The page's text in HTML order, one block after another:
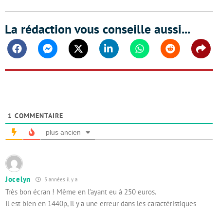
La rédaction vous conseille aussi...
FacebookMessengerTwitter Linkedin WhatsappReddit
1 COMMENTAIRE
plus ancien
Jocelyn 3 années il y a
Très bon écran ! Même en l’ayant eu à 250 euros.
Il est bien en 1440p, il y a une erreur dans les caractéristiques